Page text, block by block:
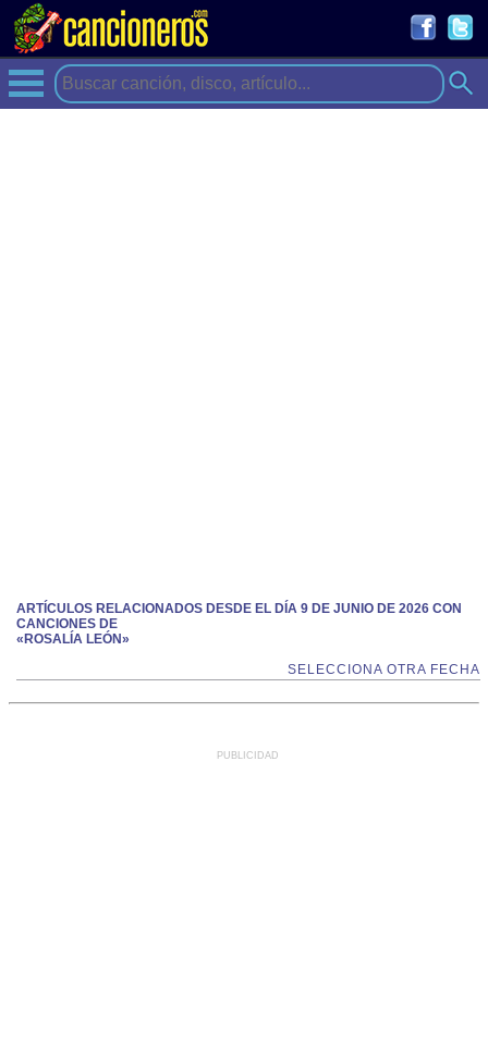
ARTÍCULOS RELACIONADOS DESDE EL DÍA 9 DE JUNIO DE 2026 CON
CANCIONES DE
«ROSALÍA LEÓN»
SELECCIONA OTRA FECHA
PUBLICIDAD